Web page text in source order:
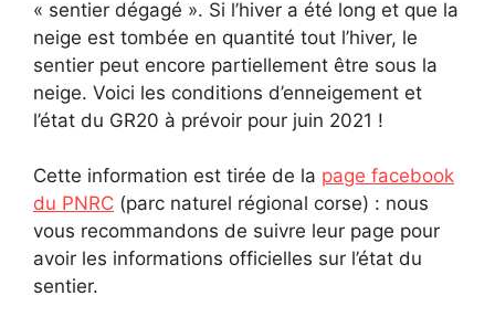
« sentier dégagé ». Si l’hiver a été long et que la
neige est tombée en quantité tout l’hiver, le
sentier peut encore partiellement être sous la
neige. Voici les conditions d’enneigement et
l’état du GR20 à prévoir pour juin 2021 !
Cette information est tirée de la page facebook
du PNRC (parc naturel régional corse) : nous
vous recommandons de suivre leur page pour
avoir les informations officielles sur l’état du
sentier.